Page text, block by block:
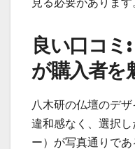
見る必要があります
良い口コミ
が購入者を
八木研の仏壇のデ
違和感なく、選択
ー）が写真通りで